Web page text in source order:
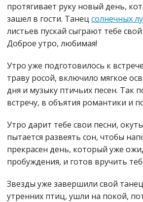
протягивает руку новый день,
зашел в гости. Танец солнечных
листьев пускай сыграют тебе
Доброе утро, любимая!
Утро уже подготовилось к
траву росой, включило мягкое
дня и музыку птичьих песен. Так
встречу, в объятия романтики и
Утро дарит тебе свои песни,
пытается развеять сон, чтобы
прекрасен день, который уже
пробуждения, и готов вручить
Звезды уже завершили свой
утренних птиц, ушли на покой,